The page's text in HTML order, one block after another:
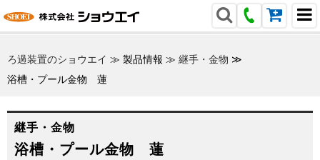
ろ過装置のショウエイ ≫ 製品情報 ≫ 継手・金物 ≫
浴槽・プール金物 蓮
継手・金物
浴槽・プール金物 蓮